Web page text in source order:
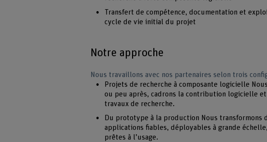
Transfert de compétence, documentation et
cycle de vie initial du projet
Notre approche
Nous travaillons avec nos partenaires selon trois
Projets de recherche à composante logicielle
ou peu après, cadrons la contribution logicielle
travaux de recherche.
Du prototype à la production Nous transformons
applications fiables, déployables à grande
prêtes à l’usage.